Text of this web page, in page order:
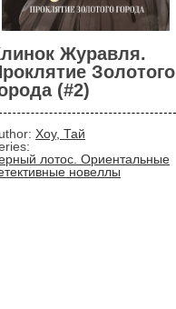
Журавля.
Золотого
(#2)
Хоу, Тай
лотос. Ориентальные
новеллы